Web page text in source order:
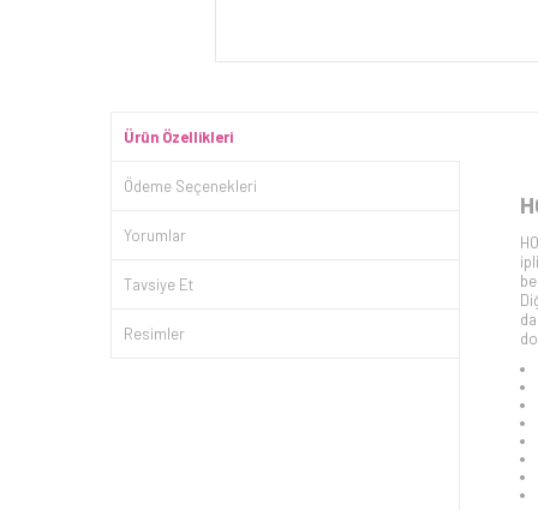
Ürün Özellikleri
Ödeme Seçenekleri
Yorumlar
Tavsiye Et
Resimler